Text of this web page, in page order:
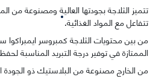
تتميز الثلاجة بجودتها العالية ومصنوعة من
تتفاعل مع المواد الغذائية.
من بين محتويات الثلاجة كمبروسر ايمبراكوا
الممتازة في توفير درجة التبريد المناسبة
من الخارج مصنوعة من البلاستيك ذو الجودة